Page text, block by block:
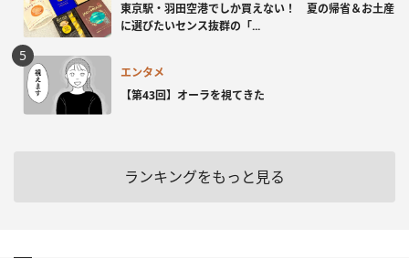
東京駅・羽田空港でしか買えない！ 夏の帰省＆お土産
に選びたいセンス抜群の「...
エンタメ
【第43回】オーラを視てきた
ランキングをもっと見る